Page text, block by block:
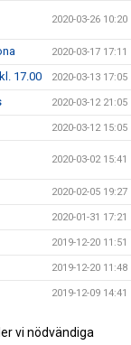
2020-03-26 10:20
2020-03-17 17:11
17.00 2020-03-13 17:05
2020-03-12 21:05
2020-03-12 15:05
2020-03-02 15:41
2020-02-05 19:27
2020-01-31 17:21
2019-12-20 11:51
2019-12-20 11:48
2019-12-09 14:41
–
vi nödvändiga